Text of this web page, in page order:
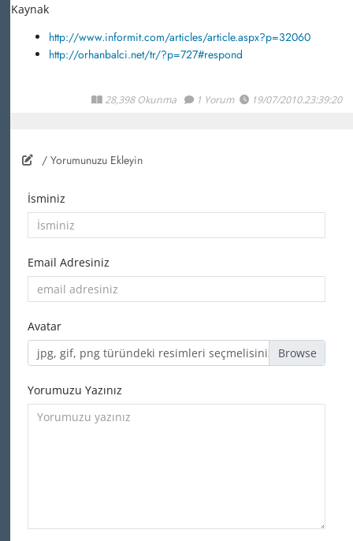
Kaynak
http://www.informit.com/articles/article.aspx?p=32060
http://orhanbalci.net/tr/?p=727#respond
28,398 Okunma 1 Yorum 19/07/2010.23:39:20
/ Yorumunuzu Ekleyin
İsminiz
Email Adresiniz
Avatar
jpg, gif, png türündeki resimleri seçmelisiniz
Yorumuzu Yazınız